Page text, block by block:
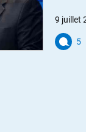
9 juillet
5